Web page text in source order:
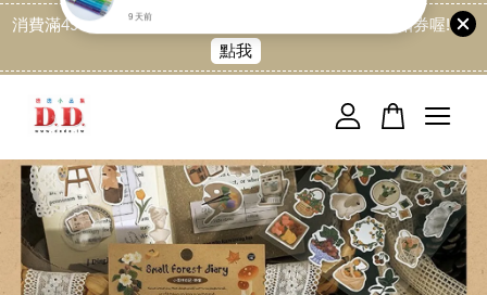
消費滿499免運喔, 記得加LINE:@dede168 領取專屬折扣券喔!
點我
您的購物車目前還是空的。
繼續購物